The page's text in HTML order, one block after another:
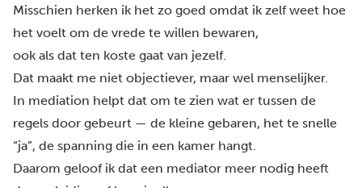
Misschien herken ik het zo goed omdat ik zelf weet hoe
het voelt om de vrede te willen bewaren,
ook als dat ten koste gaat van jezelf.
Dat maakt me niet objectiever, maar wel menselijker.
In mediation helpt dat om te zien wat er tussen de
regels door gebeurt — de kleine gebaren, het te snelle
“ja”, de spanning die in een kamer hangt.
Daarom geloof ik dat een mediator meer nodig heeft